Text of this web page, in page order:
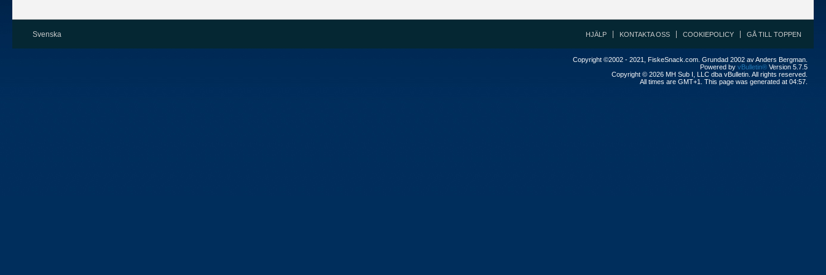
Svenska HJÄLP KONTAKTA OSS COOKIEPOLICY GÅ TILL TOPPEN
Copyright ©2002 - 2021, FiskeSnack.com. Grundad 2002 av Anders Bergman.
Powered by vBulletin® Version 5.7.5
Copyright © 2026 MH Sub I, LLC dba vBulletin. All rights reserved.
All times are GMT+1. This page was generated at 04:57.